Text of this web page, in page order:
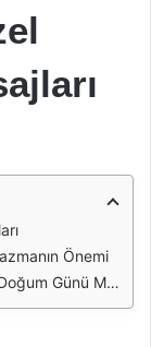
Önemi
Günü Mesajları